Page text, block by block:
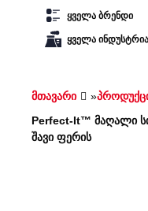
ყველა ბრენდი
ყველა ინდუსტრია
მთავარი »
Perfect-It™ მაღალი
შავი ფერის